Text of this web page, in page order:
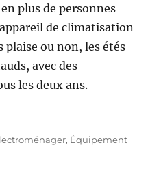
plus de personnes
de climatisation
plaise ou non, les étés
avec des
les deux ans.
, Équipement